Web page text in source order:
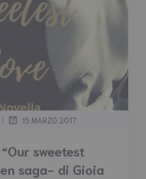
| 15 MARZO 2017
sweetest
saga- di Gioia